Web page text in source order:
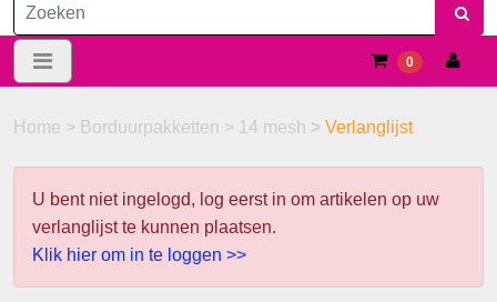
0
Home > Borduurpakketten > 14 mesh > Verlanglijst
U bent niet ingelogd, log eerst in om artikelen op uw
verlanglijst te kunnen plaatsen.
Klik hier om in te loggen >>